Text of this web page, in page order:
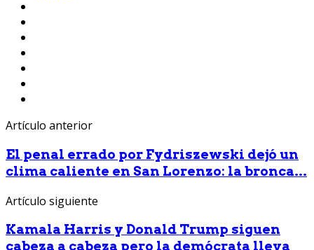
Artículo anterior
El penal errado por Fydriszewski dejó un
clima caliente en San Lorenzo: la bronca...
Artículo siguiente
Kamala Harris y Donald Trump siguen
cabeza a cabeza pero la demócrata lleva